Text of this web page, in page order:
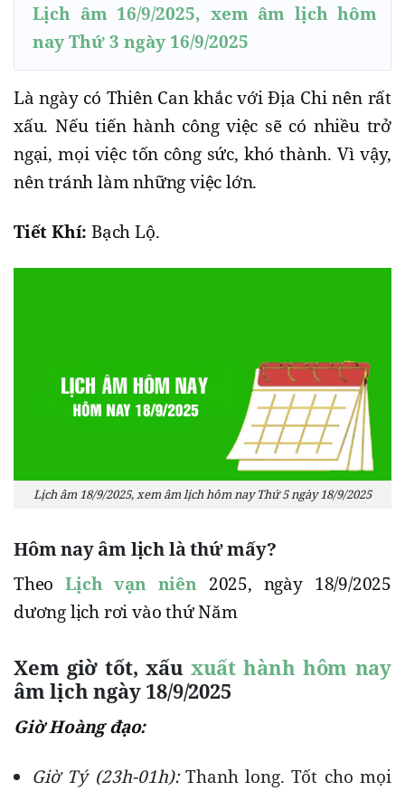
Lịch âm 16/9/2025, xem âm lịch hôm
nay Thứ 3 ngày 16/9/2025
Là ngày có Thiên Can khắc với Địa Chi nên rất
xấu. Nếu tiến hành công việc sẽ có nhiều trở
ngại, mọi việc tốn công sức, khó thành. Vì vậy,
nên tránh làm những việc lớn.
Tiết Khí: Bạch Lộ.
Lịch âm 18/9/2025, xem âm lịch hôm nay Thứ 5 ngày 18/9/2025
Hôm nay âm lịch là thứ mấy?
TheoLịch vạn niên2025, ngày 18/9/2025
dương lịch rơi vào thứ Năm
Xem giờ tốt, xấu xuất hành hôm nay
âm lịch ngày 18/9/2025
Giờ Hoàng đạo:
Giờ Tý (23h-01h):Thanh long. Tốt cho mọi